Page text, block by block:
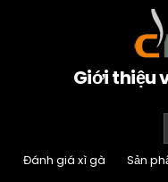
Giới thiệu
Đánh giá xì gà
Sản